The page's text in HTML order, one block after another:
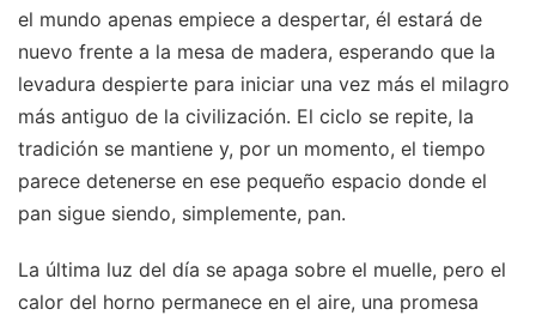
el mundo apenas empiece a despertar, él estará de
nuevo frente a la mesa de madera, esperando que la
levadura despierte para iniciar una vez más el milagro
más antiguo de la civilización. El ciclo se repite, la
tradición se mantiene y, por un momento, el tiempo
parece detenerse en ese pequeño espacio donde el
pan sigue siendo, simplemente, pan.
La última luz del día se apaga sobre el muelle, pero el
calor del horno permanece en el aire, una promesa